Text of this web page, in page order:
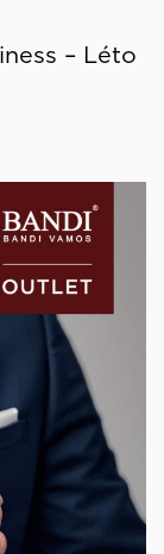
– Léto